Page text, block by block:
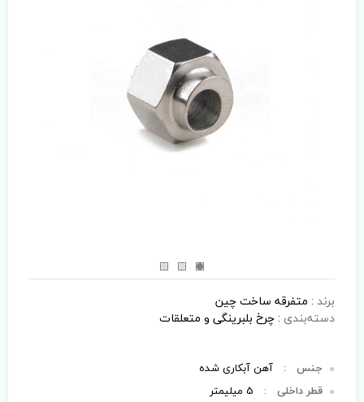
برند : متفرقه ساخت چین
دسته‌بندی :چرخ بلبرینگی و متعلقات
جنس :
آهن آبکاری شده
قطر داخلی :
5 میلیمتر